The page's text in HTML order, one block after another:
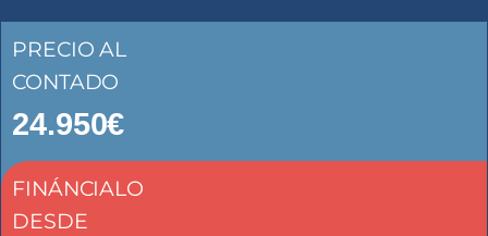
PRECIO AL
CONTADO
24.950€
FINÁNCIALO
DESDE